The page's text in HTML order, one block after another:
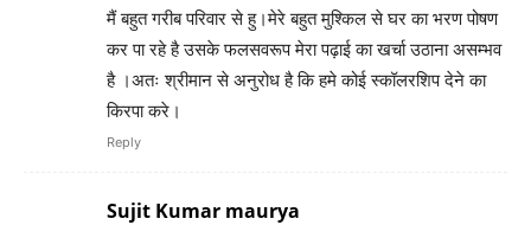
मैं बहुत गरीब परिवार से हु।मेरे बहुत मुश्किल से घर का भरण पोषण
कर पा रहे है उसके फलसवरूप मेरा पढ़ाई का खर्चा उठाना असम्भव
है ।अतः श्रीमान से अनुरोध है कि हमे कोई स्कॉलरशिप देने का
किरपा करे।
Reply
Sujit Kumar maurya